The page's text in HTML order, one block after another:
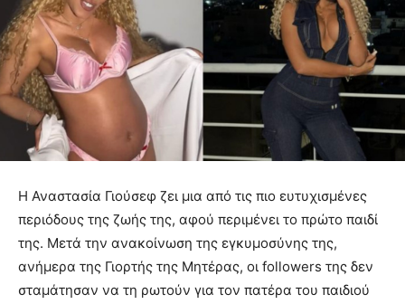
Η Αναστασία Γιούσεφ ζει μια από τις πιο ευτυχισμένες
περιόδους της ζωής της, αφού περιμένει το πρώτο παιδί
της. Μετά την ανακοίνωση της εγκυμοσύνης της,
ανήμερα της Γιορτής της Μητέρας, οι followers της δεν
σταμάτησαν να τη ρωτούν για τον πατέρα του παιδιού